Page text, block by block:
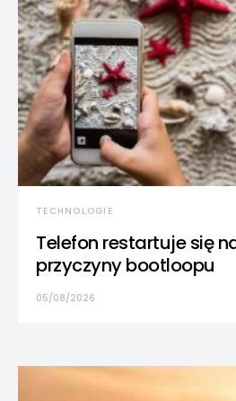
TECHNOLOGIE
Telefon restartuje się
przyczyny bootloopu
05/08/2026